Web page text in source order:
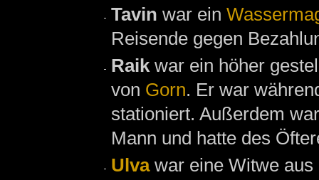
Tavin war ein
Reisende gegen
Raikwar ein höher
von Gorn. Er war
stationiert. Außerdem
Mann und hatte des
Ulvawar eine Witwe aus